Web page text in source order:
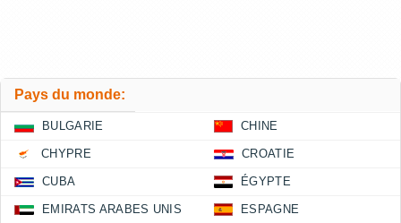
Pays du monde:
BULGARIE CHINE
CHYPRE CROATIE
CUBA ÉGYPTE
EMIRATS ARABES UNIS ESPAGNE